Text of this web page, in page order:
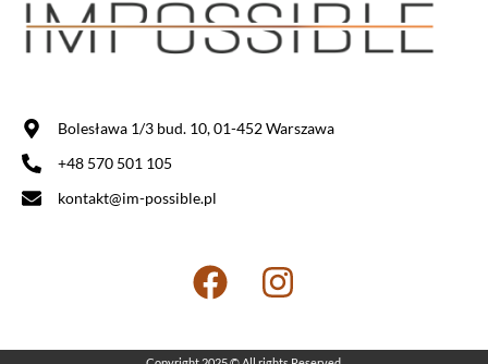
Bolesława 1/3 bud. 10, 01-452 Warszawa
+48 570 501 105
kontakt@im-possible.pl